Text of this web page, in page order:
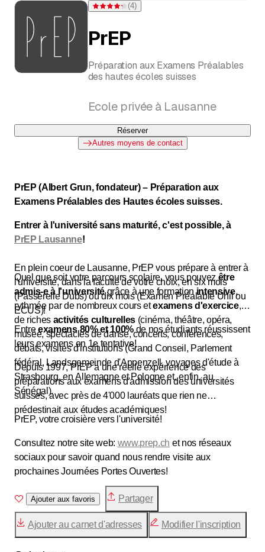
Note 4,3 sur 5 étoiles pour 4 évaluations
(4)
PrEP
Préparation aux Examens Préalables
des hautes écoles suisses
Ecole privée à Lausanne
Réserver
Autres moyens de contact
PrEP (Albert Grun, fondateur) – Préparation aux
Examens Préalables des Hautes écoles suisses.
Entrer à l'université sans maturité, c'est possible, à
PrEP Lausanne!
En plein coeur de Lausanne, PrEP vous prépare à entrer à
l'université, dans la faculté de votre choix, en six mois
(Passerelle Dubs) ou dix mois (Examen Préalable Unil ou
ECUS)!
Quel que soit votre parcours scolaire, vous pouvez être
admis-e à l'universitégrâce à une formationintensive,
rythmée par de nombreux cours etexamens d'exercice,
de riches activités culturelles (cinéma, théâtre, opéra,
musée, spectacles de danse, concerts, conférences,
débats, visites d'institutions (Grand Conseil, Parlement
fédéral, Landsgemeinde d'Appenzell, voyages d'étude à
Strasbourg, en Allemagne et Pologne et, enfin, au
Sénégal).
Entreexamens 80% et 100% de nos étudiants réussissent
leurs examens en 1e tentative!
Depuis 1997, PrEP a une réelle expérience des
préparations aux examens d'admission des universités
suisses, avec près de 4'000 lauréats que rien ne
prédestinait aux études académiques!
PrEP, votre croisière vers l'université!
Consultez notre site web: www.prep.ch et nos réseaux
sociaux pour savoir quand nous rendre visite aux
prochaines Journées Portes Ouvertes!
Ajouter aux favoris Partager
Ajouter au carnet d'adresses Modifier l'inscription